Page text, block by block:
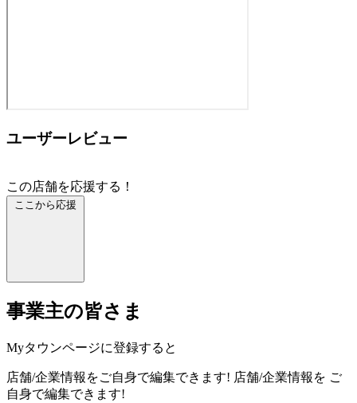
ユーザーレビュー
この店舗を応援する！
ここから応援
事業主の皆さま
Myタウンページに登録すると
店舗/企業情報をご自身で編集できます! 店舗/企業情報を ご
自身で編集できます!